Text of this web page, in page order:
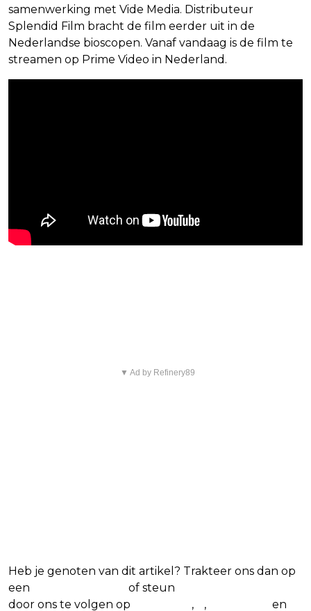
samenwerking met Vide Media. Distributeur
Splendid Film bracht de film eerder uit in de
Nederlandse bioscopen. Vanaf vandaag is de film te
streamen op Prime Video in Nederland.
▼ Ad by Refinery89
Heb je genoten van dit artikel? Trakteer ons dan op
een
of steun
door ons te volgen op
, , en